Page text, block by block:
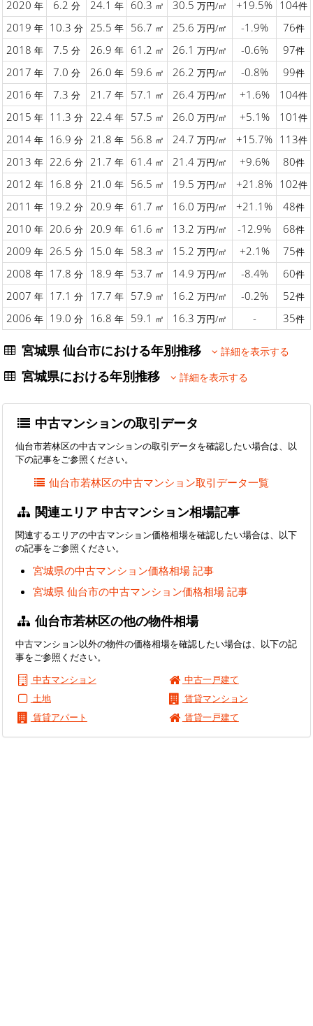
2020 年 6.2 分 24.1 年 60.3 ㎡ 30.5 万円/㎡ +19.5% 104件
2019 年 10.3 分 25.5 年 56.7 ㎡ 25.6 万円/㎡ -1.9% 76件
2018 年 7.5 分 26.9 年 61.2 ㎡ 26.1 万円/㎡ -0.6% 97件
2017 年 7.0 分 26.0 年 59.6 ㎡ 26.2 万円/㎡ -0.8% 99件
2016 年 7.3 分 21.7 年 57.1 ㎡ 26.4 万円/㎡ +1.6% 104件
2015 年 11.3 分 22.4 年 57.5 ㎡ 26.0 万円/㎡ +5.1% 101 件
2014 年 16.9 分 21.8 年 56.8 ㎡ 24.7 万円/㎡ +15.7% 113件
2013 年 22.6 分 21.7 年 61.4 ㎡ 21.4 万円/㎡ +9.6% 80件
2012 年 16.8 分 21.0 年 56.5 ㎡ 19.5 万円/㎡ +21.8% 102件
2011 年 19.2 分 20.9 年 61.7 ㎡ 16.0 万円/㎡ +21.1% 48件
2010 年 20.6 分 20.9 年 61.6 ㎡ 13.2 万円/㎡ -12.9% 68件
2009 年 26.5 分 15.0 年 58.3 ㎡ 15.2 万円/㎡ +2.1% 75件
2008 年 17.8 分 18.9 年 53.7 ㎡ 14.9 万円/㎡ -8.4% 60件
2007 年 17.1 分 17.7 年 57.9 ㎡ 16.2 万円/㎡ -0.2% 52件
2006 年 19.0 分 16.8 年 59.1 ㎡ 16.3 万円/㎡ - 35件
宮城県 仙台市における年別推移 詳細を表示する
宮城県における年別推移 詳細を表示する
中古マンションの取引データ
仙台市若林区の中古マンションの取引データを確認したい場合は、以
下の記事をご参照ください。
仙台市若林区の中古マンション取引データ一覧
関連エリア 中古マンション相場記事
関連するエリアの中古マンション価格相場を確認したい場合は、以下
の記事をご参照ください。
宮城県の中古マンション価格相場 記事
宮城県 仙台市の中古マンション価格相場 記事
仙台市若林区の他の物件相場
中古マンション以外の物件の価格相場を確認したい場合は、以下の記
事をご参照ください。
中古マンション
中古一戸建て
土地
賃貸マンション
賃貸アパート
賃貸一戸建て